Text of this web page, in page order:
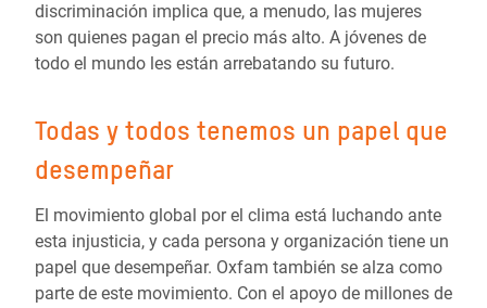
discriminación implica que, a menudo, las mujeres
son quienes pagan el precio más alto. A jóvenes de
todo el mundo les están arrebatando su futuro.
Todas y todos tenemos un papel que
desempeñar
El movimiento global por el clima está luchando ante
esta injusticia, y cada persona y organización tiene un
papel que desempeñar. Oxfam también se alza como
parte de este movimiento. Con el apoyo de millones de